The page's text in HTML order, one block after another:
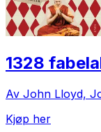
1328
Av John Lloyd,
Kjøp her